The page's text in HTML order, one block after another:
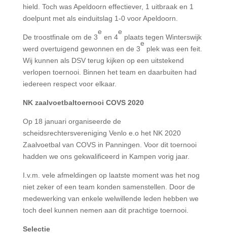
hield. Toch was Apeldoorn effectiever, 1 uitbraak en 1
doelpunt met als einduitslag 1-0 voor Apeldoorn.
De troostfinale om de 3
e
en 4
e
plaats tegen Winterswijk
werd overtuigend gewonnen en de 3
e
plek was een feit.
Wij kunnen als DSV terug kijken op een uitstekend
verlopen toernooi. Binnen het team en daarbuiten had
iedereen respect voor elkaar.
NK zaalvoetbaltoernooi COVS 2020
Op 18 januari organiseerde de
scheidsrechtersvereniging Venlo e.o het NK 2020
Zaalvoetbal van COVS in Panningen. Voor dit toernooi
hadden we ons gekwalificeerd in Kampen vorig jaar.
I.v.m. vele afmeldingen op laatste moment was het nog
niet zeker of een team konden samenstellen. Door de
medewerking van enkele welwillende leden hebben we
toch deel kunnen nemen aan dit prachtige toernooi.
Selectie